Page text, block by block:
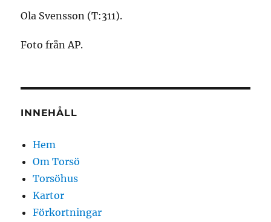
Ola Svensson (T:311).
Foto från AP.
INNEHÅLL
Hem
Om Torsö
Torsöhus
Kartor
Förkortningar